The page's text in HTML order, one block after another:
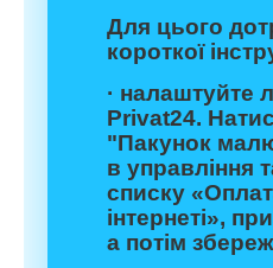
Для цього
короткої
· налаштуйте
Privat24.
"Пакунок
в управління
списку
інтернеті»,
а потім